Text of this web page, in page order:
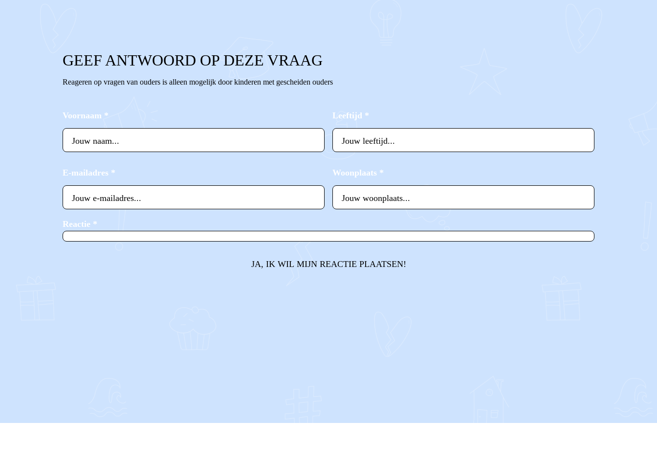
GEEF ANTWOORD OP DEZE VRAAG
Reageren op vragen van ouders is alleen mogelijk door kinderen met gescheiden ouders
Voornaam * Leeftijd *
E-mailadres * Woonplaats *
Reactie *
JA, IK WIL MIJN REACTIE PLAATSEN!